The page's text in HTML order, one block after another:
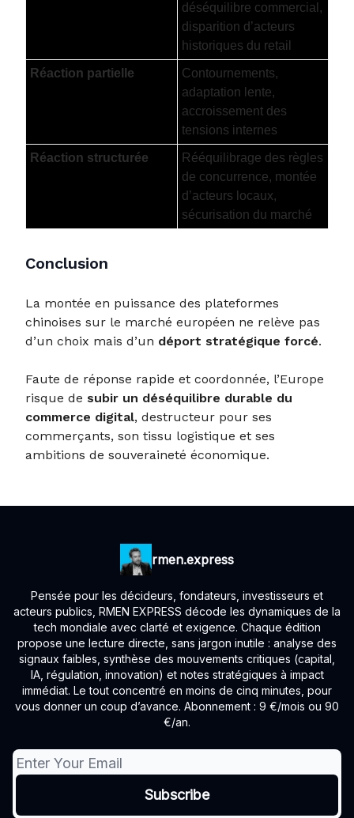
déséquilibre commercial,
disparition d’acteurs
historiques du retail
Réaction partielle
Contournements,
adaptation lente,
accroissement des
tensions internes
Réaction structurée
Rééquilibrage des règles
de concurrence, montée
d’acteurs locaux,
sécurisation du marché
Conclusion
La montée en puissance des plateformes
chinoises sur le marché européen ne relève pas
d’un choix mais d’un déport stratégique forcé.
Faute de réponse rapide et coordonnée, l’Europe
risque de subir un déséquilibre durable du
commerce digital, destructeur pour ses
commerçants, son tissu logistique et ses
ambitions de souveraineté économique.
rmen.express
Pensée pour les décideurs, fondateurs, investisseurs et
acteurs publics, RMEN EXPRESS décode les dynamiques de la
tech mondiale avec clarté et exigence. Chaque édition
propose une lecture directe, sans jargon inutile : analyse des
signaux faibles, synthèse des mouvements critiques (capital,
IA, régulation, innovation) et notes stratégiques à impact
immédiat. Le tout concentré en moins de cinq minutes, pour
vous donner un coup d’avance. Abonnement : 9 €/mois ou 90
€/an.